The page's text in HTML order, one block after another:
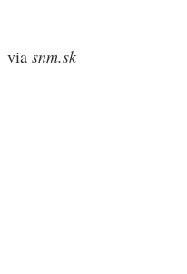
via snm.sk